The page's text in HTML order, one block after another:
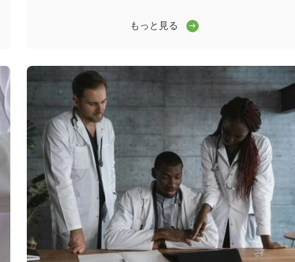
な運用を確保する上で重要な役割を果たしますワイダーコ
じてサーバー,インターネットサービスプロバイダー (ISP)
との接続を容易にする.そして他のスイッチの合計効率的に
転送されるトラフィックを処理するには,コアレイヤスイッ
チは大きなパワーと容量を持つ必要があります. そのため,
迅速で完全な管理スイッチであることが重要です. ...
もっと見る